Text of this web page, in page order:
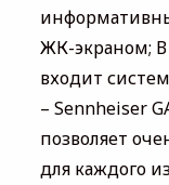
ЖК-экраном;
входит
– Sennheiser
позволяет
для каждого